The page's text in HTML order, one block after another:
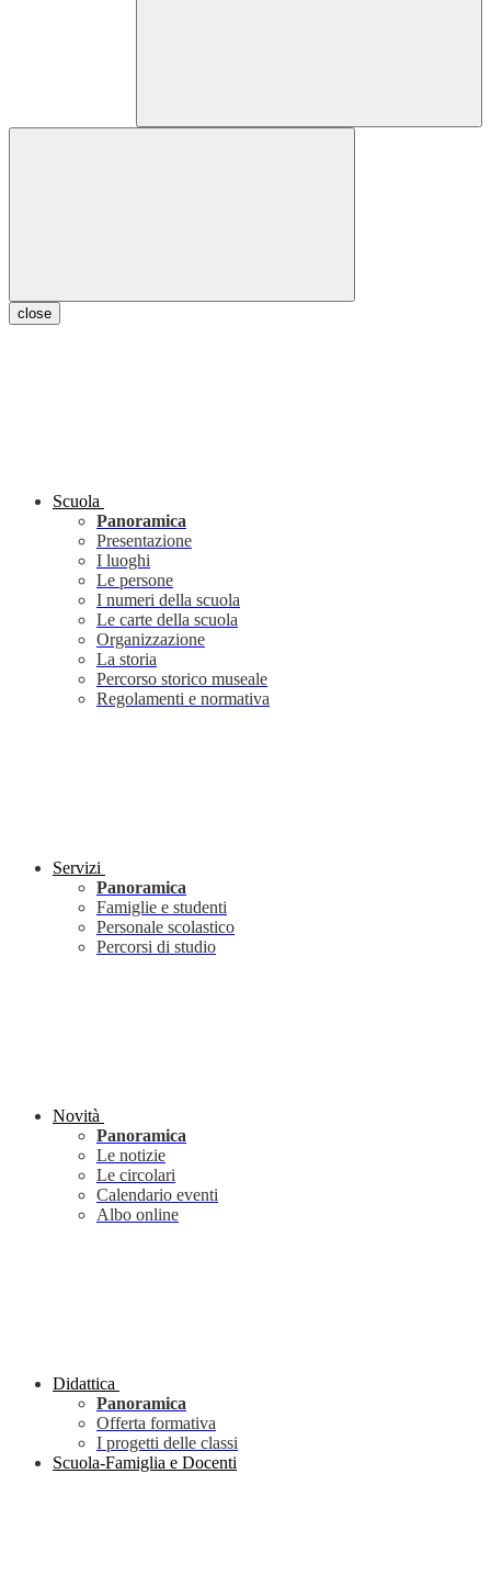
close
Scuola
Panoramica
Presentazione
I luoghi
Le persone
I numeri della scuola
Le carte della scuola
Organizzazione
La storia
Percorso storico museale
Regolamenti e normativa
Servizi
Panoramica
Famiglie e studenti
Personale scolastico
Percorsi di studio
Novità
Panoramica
Le notizie
Le circolari
Calendario eventi
Albo online
Didattica
Panoramica
Offerta formativa
I progetti delle classi
Scuola-Famiglia e Docenti